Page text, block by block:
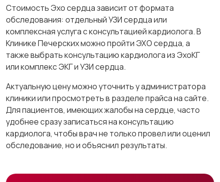
Стоимость Эхо сердца зависит от формата
обследования: отдельный УЗИ сердца или
комплексная услуга с консультацией кардиолога. В
Клинике Печерских можно пройти ЭХО сердца, а
также выбрать консультацию кардиолога из ЭхоКГ
или комплекс ЭКГ и УЗИ сердца.
Актуальную цену можно уточнить у администратора
клиники или просмотреть в разделе прайса на сайте.
Для пациентов, имеющих жалобы на сердце, часто
удобнее сразу записаться на консультацию
кардиолога, чтобы врач не только провел или оценил
обследование, но и объяснил результаты.